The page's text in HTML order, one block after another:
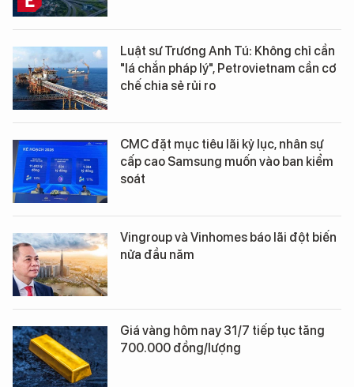
Luật sư Trương Anh Tú: Không chỉ cần
"lá chắn pháp lý", Petrovietnam cần cơ
chế chia sẻ rủi ro
CMC đặt mục tiêu lãi kỷ lục, nhân sự
cấp cao Samsung muốn vào ban kiểm
soát
Vingroup và Vinhomes báo lãi đột biến
nửa đầu năm
Giá vàng hôm nay 31/7 tiếp tục tăng
700.000 đồng/lượng